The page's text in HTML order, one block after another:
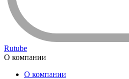
Rutube
О компании
О компании